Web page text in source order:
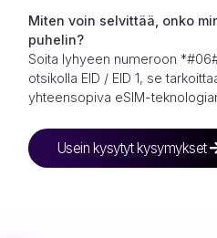
Miten voin selvittää, onko
puhelin?
Soita lyhyeen numeroon
otsikolla EID / EID 1, se
yhteensopiva eSIM-
Usein kysytyt kysymykset